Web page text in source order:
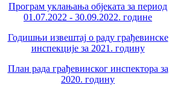
Програм уклањања објеката за период
01.07.2022 - 30.09.2022. године
Годишњи извештај о раду грађевинске
инспекције за 2021. годину
План рада грађевинског инспектора за
2020. годину